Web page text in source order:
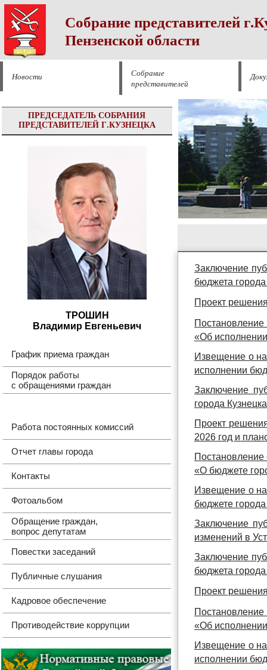
Собрание представителей
Пензенской области
Новости
Собрание
представителей
ПРЕДСЕДАТЕЛЬ СОБРАНИЯ
ПРЕДСТАВИТЕЛЕЙ Г.КУЗНЕЦКА
ТРОШИН
Владимир Евгеньевич
График приема граждан
Порядок работы
с обращениями граждан
Работа постоянных комиссий
Отчет главы города
Контакты
Фотоальбом
Обращение граждан,
вопрос депутатам
Повестки заседаний
Публичные слушания
Кадровое обеспечение
Противодействие коррупции
Заключение
бюджета города
Проект
«Об
Извещение о
исполнении
Заключение
города
Проект
2026 год и
Постановление
«О бюджете
Извещение о
бюджете
Заключение
изменений в
Заключение
бюджета города
Проект
«Об
Извещение о
исполнении